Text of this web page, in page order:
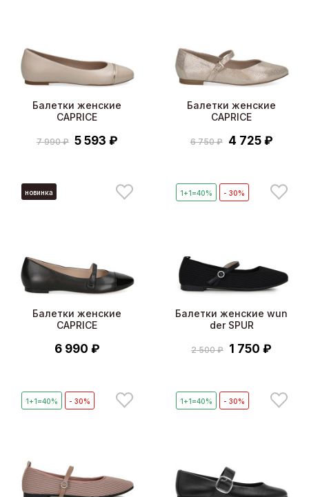
Балетки женские
CAPRICE
7 990 ₽ 5 593 ₽
Балетки женские
CAPRICE
6 750 ₽ 4 725 ₽
новинка
Балетки женские
CAPRICE
6 990 ₽
1+1=40% - 30%
Балетки женские wun
der SPUR
2 500 ₽ 1 750 ₽
1+1=40% - 30% 1+1=40% - 30%